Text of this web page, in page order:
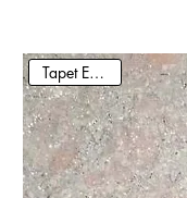
Tapet Ecologic